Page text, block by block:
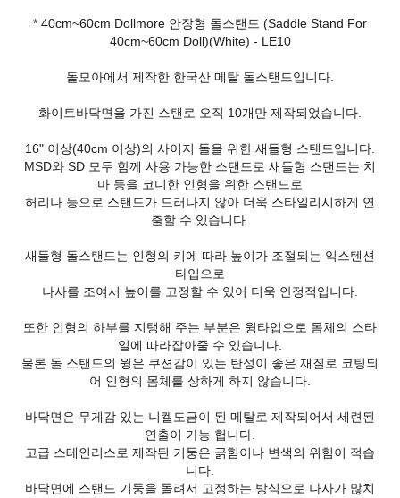
* 40cm~60cm Dollmore 안장형 돌스탠드 (Saddle Stand For
40cm~60cm Doll)(White) - LE10
돌모아에서 제작한 한국산 메탈 돌스탠드입니다.
화이트바닥면을 가진 스탠로 오직 10개만 제작되었습니다.
16" 이상(40cm 이상)의 사이지 돌을 위한 새들형 스탠드입니다.
MSD와 SD 모두 함께 사용 가능한 스탠드로 새들형 스탠드는 치
마 등을 코디한 인형을 위한 스탠드로
허리나 등으로 스탠드가 드러나지 않아 더욱 스타일리시하게 연
출할 수 있습니다.
새들형 돌스탠드는 인형의 키에 따라 높이가 조절되는 익스텐션
타입으로
나사를 조여서 높이를 고정할 수 있어 더욱 안정적입니다.
또한 인형의 하부를 지탱해 주는 부분은 윙타입으로 몸체의 스타
일에 따라잡아줄 수 있습니다.
물론 돌 스탠드의 윙은 쿠션감이 있는 탄성이 좋은 재질로 코팅되
어 인형의 몸체를 상하게 하지 않습니다.
바닥면은 무게감 있는 니켈도금이 된 메탈로 제작되어서 세련된
연출이 가능 헙니다.
고급 스테인리스로 제작된 기둥은 긁힘이나 변색의 위험이 적습
니다.
바닥면에 스탠드 기둥을 돌려서 고정하는 방식으로 나사가 많치